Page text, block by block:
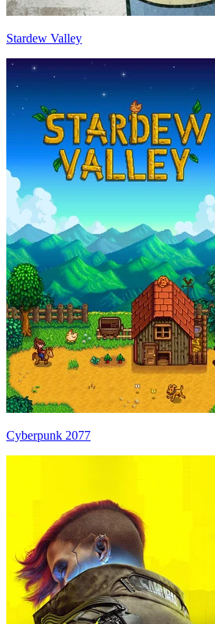
Stardew Valley
Cyberpunk 2077